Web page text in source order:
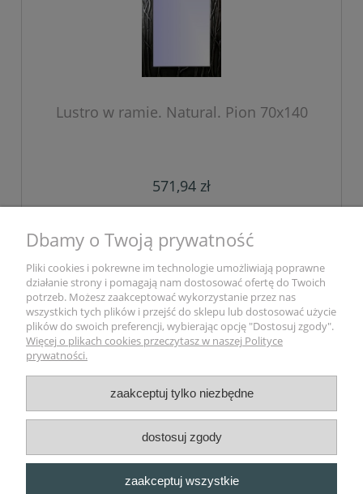
Lustro w ramie. Natural. Pion 70x140
571,94 zł
« 1 2 »
Pomoc
Moje konto
Płatności i dostawa
Informacje
Dbamy o Twoją prywatność
Pliki cookies i pokrewne im technologie umożliwiają poprawne
działanie strony i pomagają nam dostosować ofertę do Twoich
potrzeb. Możesz zaakceptować wykorzystanie przez nas
wszystkich tych plików i przejść do sklepu lub dostosować użycie
plików do swoich preferencji, wybierając opcję "Dostosuj zgody".
Więcej o plikach cookies przeczytasz w naszej Polityce
prywatności.
zaakceptuj tylko niezbędne
dostosuj zgody
zaakceptuj wszystkie